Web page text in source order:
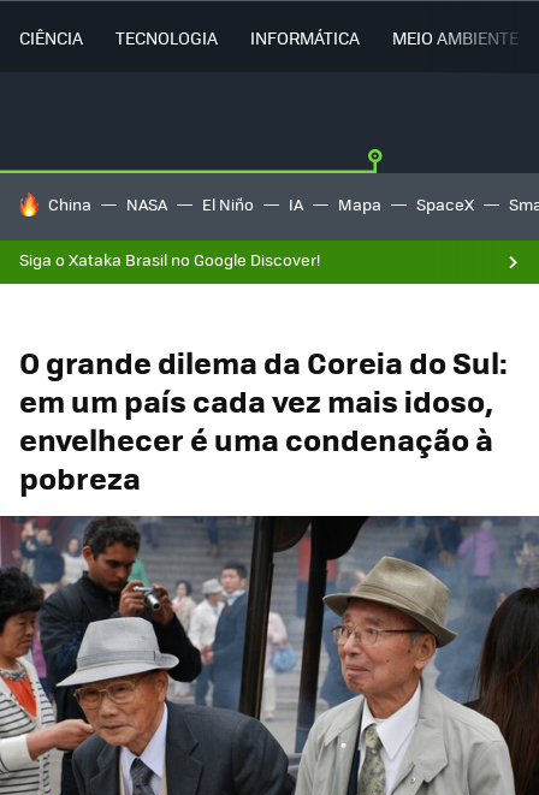
CIÊNCIA TECNOLOGIA INFORMÁTICA MEIO AMBIENTE
TENDÊNCIAS DO DIA
China NASA El Niño IA Mapa SpaceX
Siga o Xataka Brasil no Google Discover!
O grande dilema da Coreia do Sul:
em um país cada vez mais idoso,
envelhecer é uma condenação à
pobreza